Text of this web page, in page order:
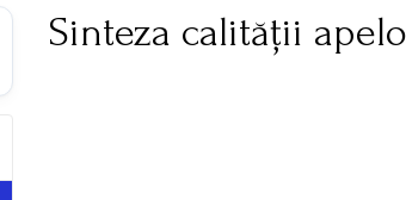
Sinteza calității